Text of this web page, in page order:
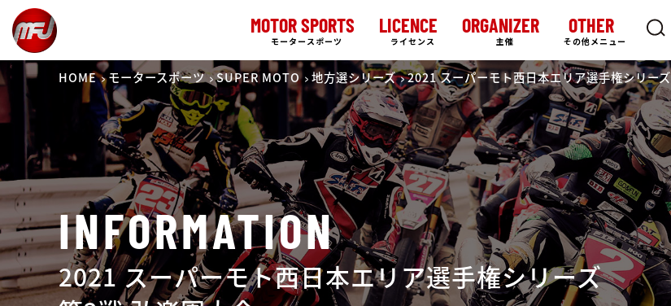
MOTOR SPORTS
モータースポーツ
LICENCE
ライセンス
ORGANIZER
主催
OTHER
その他メニュー
HOME モータースポーツ SUPER MOTO 地方選シリーズ 2021 スーパーモト西日本エリア選手権シリーズ
INFORMATION
2021 スーパーモト西日本エリア選手権シリーズ